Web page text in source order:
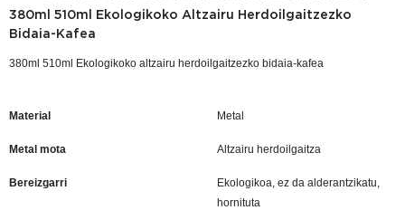
380ml 510ml Ekologikoko Altzairu Herdoilgaitzezko
Bidaia-Kafea
380ml 510ml Ekologikoko altzairu herdoilgaitzezko bidaia-kafea
Material Metal
Metal mota Altzairu herdoilgaitza
Bereizgarri
Ekologikoa, ez da alderantzikatu,
hornituta